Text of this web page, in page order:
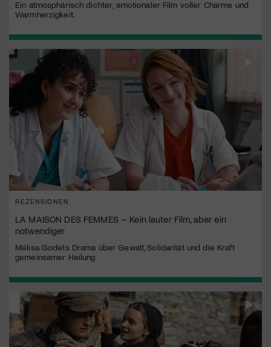
Ein atmosphärisch dichter, emotionaler Film voller Charme und
Warmherzigkeit.
REZENSIONEN
LA MAISON DES FEMMES – Kein lauter Film, aber ein
notwendiger
Mélisa Godets Drama über Gewalt, Solidarität und die Kraft
gemeinsamer Heilung